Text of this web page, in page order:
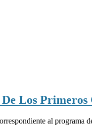
Los Primeros
al programa